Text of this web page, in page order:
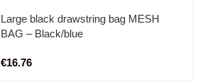
Large black drawstring bag MESH
BAG – Black/blue
€16.76